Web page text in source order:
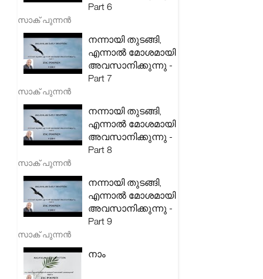
Part 6
സാക് പുന്നൻ
നന്നായി തുടങ്ങി,
എന്നാൽ മോശമായി
അവസാനിക്കുന്നു -
Part 7
സാക് പുന്നൻ
നന്നായി തുടങ്ങി,
എന്നാൽ മോശമായി
അവസാനിക്കുന്നു -
Part 8
സാക് പുന്നൻ
നന്നായി തുടങ്ങി,
എന്നാൽ മോശമായി
അവസാനിക്കുന്നു -
Part 9
സാക് പുന്നൻ
നാം